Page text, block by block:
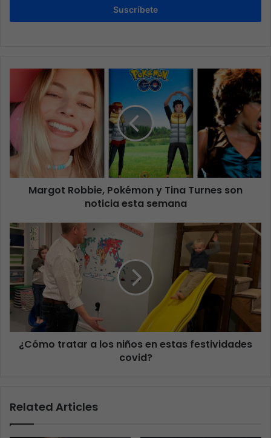
Suscríbete
Margot Robbie, Pokémon y Tina Turnes son
noticia esta semana
¿Cómo tratar a los niños en estas festividades
covid?
Related Articles